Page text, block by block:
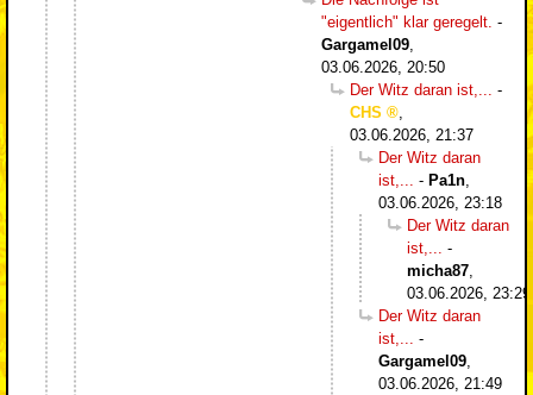
"eigentlich" klar geregelt. -
Gargamel09
03.06.2026, 20:50
Der Witz daran ist,...
-
CHS
03.06.2026, 21:37
Der Witz daran
ist,...
- Pa1n
03.06.2026, 23:18
Der Witz daran
ist,...
-
micha87
03.06.2026, 23:29
Der Witz daran
ist,...
-
Gargamel09
03.06.2026, 21:49